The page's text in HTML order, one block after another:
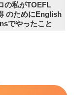
の私がTOEFL
のためにEnglish
でやったこと